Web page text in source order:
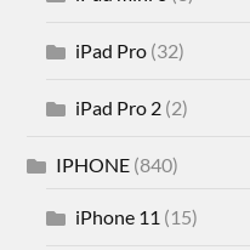
iPad Pro (32)
iPad Pro 2 (2)
IPHONE (840)
iPhone 11 (15)